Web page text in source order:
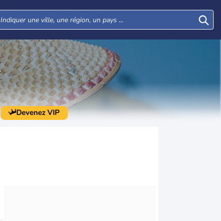
Devenez VIP